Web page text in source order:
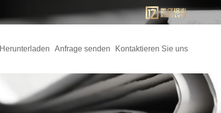
Herunterladen Anfrage senden Kontaktieren Sie uns